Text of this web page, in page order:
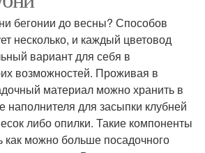
бегонии до весны? Способов
несколько, и каждый цветовод
вариант для себя в
возможностей. Проживая в
материал можно хранить в
наполнителя для засыпки клубней
либо опилки. Такие компоненты
как можно больше посадочного